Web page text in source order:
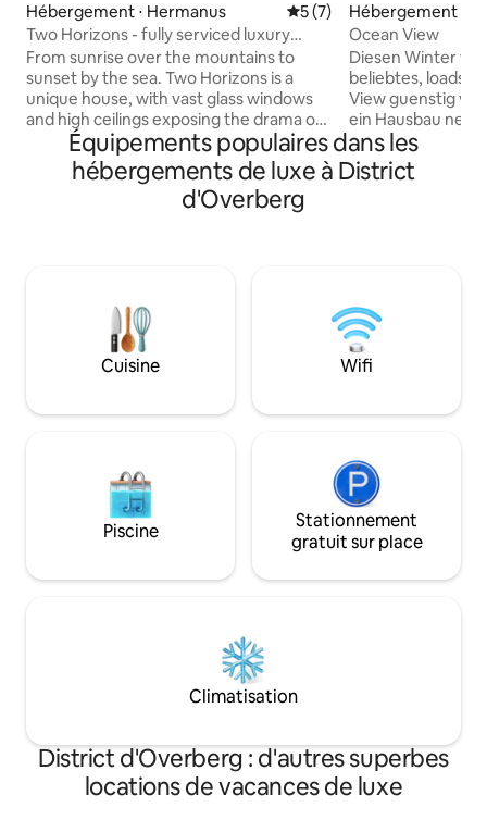
Hébergement ⋅ Hermanus Évaluation moyenne sur
5 (7)
Two Horizons - fully serviced luxury
home
From sunrise over the mountains to
sunset by the sea. Two Horizons is a
unique house, with vast glass windows
and high ceilings exposing the drama of
the mountains and the sea. Nestled
against the mountain amongst the
fynbos it feels gentle, natural and
peaceful and yet only 400m from the
house is fully serviced for the duration of
Hébergement ⋅
Ocean View
Diesen Winter
beliebtes,
View guenstig
ein Hausbau
Geraeuschen und
fuehren kann.
eingerichtet und
Aufenthalt
werden. Keine
kein Putzdienst.
Équipements populaires dans les
hébergements de luxe à District
d'Overberg
Cuisine Wifi
Piscine
Stationnement
gratuit sur place
Climatisation
District d'Overberg : d'autres superbes
locations de vacances de luxe